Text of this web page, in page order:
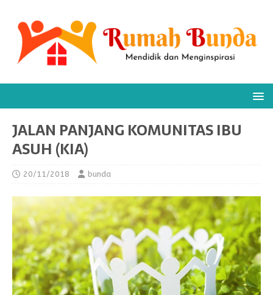
JALAN PANJANG KOMUNITAS IBU
ASUH (KIA)
20/11/2018 bunda